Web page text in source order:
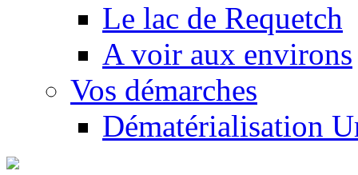
Le lac de Requetch
A voir aux environs
Vos démarches
Dématérialisation